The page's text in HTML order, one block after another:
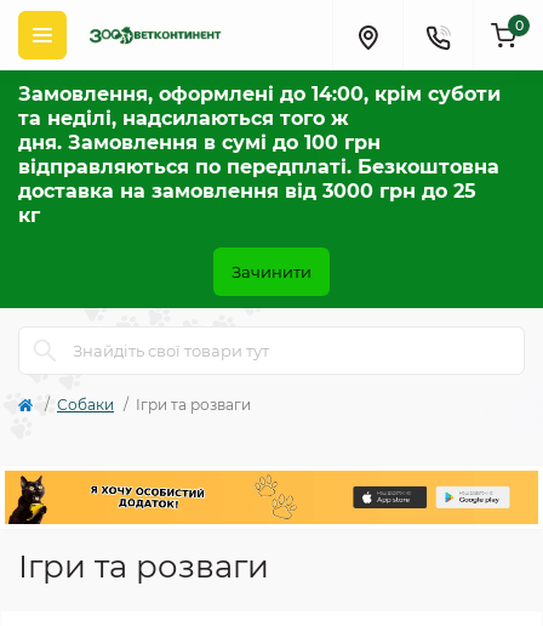
Замовлення, оформлені до 14:00, крім суботи
та неділі, надсилаються того ж
дня. Замовлення в сумі до 100 грн
відправляються по передплаті. Безкоштовна
доставка на замовлення від 3000 грн до 25
кг
Зачинити
0
Собаки Ігри та розваги
Ігри та розваги